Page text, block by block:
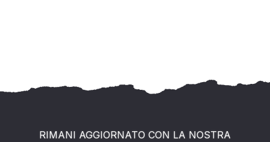
RIMANI AGGIORNATO CON LA NOSTRA